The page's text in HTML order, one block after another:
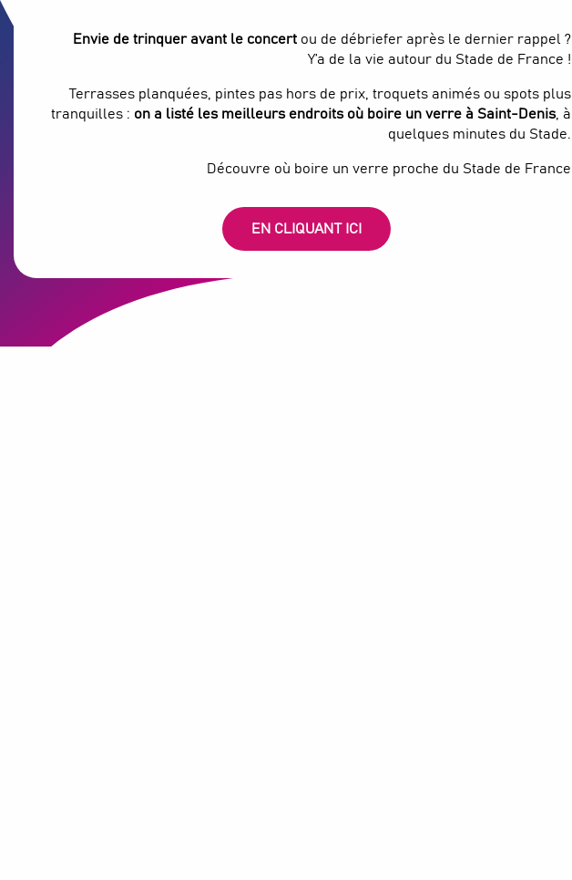
Envie de trinquer avant le concert ou de débriefer après le dernier rappel ?
Y’a de la vie autour du Stade de France !
Terrasses planquées, pintes pas hors de prix, troquets animés ou spots plus
tranquilles : on a listé les meilleurs endroits où boire un verre à Saint-Denis, à
quelques minutes du Stade.
Découvre où boire un verre proche du Stade de France
EN CLIQUANT ICI